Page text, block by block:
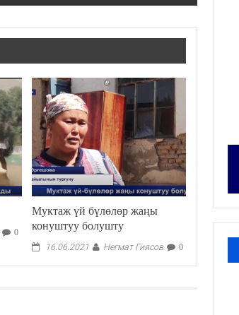
0
Муктаж үй бүлөлөр жаңы
конуштуу болушту
16.06.2021 Негмат Гиясов 0